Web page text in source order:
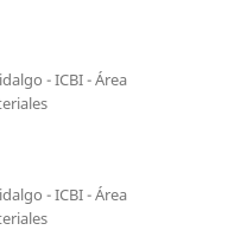
- ICBI - Área
- ICBI - Área